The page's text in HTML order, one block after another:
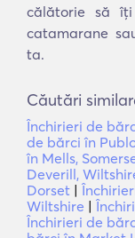
călătorie să îți
catamarane
ta.
Căutări
Închirieri de
de bărci în
în Mells,
Deverill,
Dorset |
Wiltshire |
Închirieri de